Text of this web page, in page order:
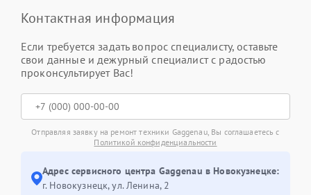
Контактная информация
Если требуется задать вопрос специалисту, оставьте
свои данные и дежурный специалист с радостью
проконсультирует Вас!
Отправляя заявку на ремонт техники Gaggenau, Вы соглашаетесь с
Политикой конфиденциальности
Адрес сервисного центра Gaggenau в Новокузнецке:
г. Новокузнецк, ул. Ленина, 2